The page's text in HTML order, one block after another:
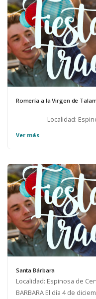
Romería a la Virgen de
Localidad:
Ver más
Santa Bárbara
Localidad: Espinosa de
BARBARA El día 4 de